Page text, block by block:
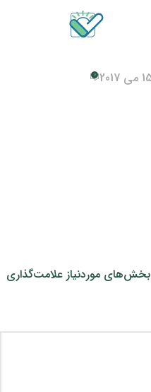
0
بخش‌های موردنیاز علامت‌گذاری